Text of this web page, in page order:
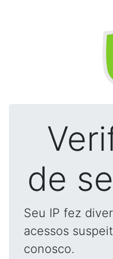
de
Seu IP fez
acessos
conosco.